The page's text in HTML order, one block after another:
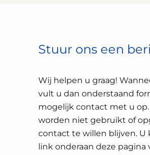
Stuur ons een
Wij helpen u graag!
vult u dan onderstaand
mogelijk contact met u
worden niet gebruikt of
contact te willen blijven. U
link onderaan deze pagina